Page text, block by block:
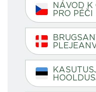
NÁVOD K
PRO PÉČI